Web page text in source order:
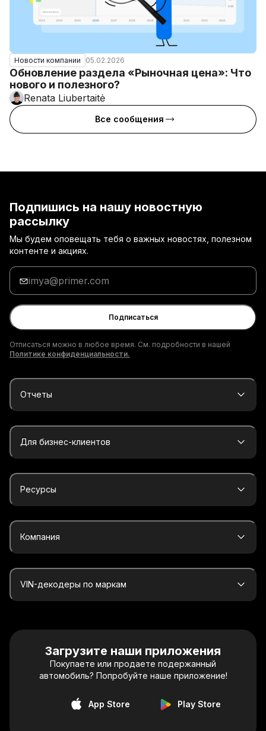
Новости компании 05.02.2026
Обновление раздела «Рыночная цена»: Что
нового и полезного?
Renata Liubertaitė
Все сообщения
Подпишись на нашу новостную
рассылку
Мы будем оповещать тебя о важных новостях, полезном
контенте и акциях.
Введи
адрес
электронной
почты
Подписаться
Отписаться можно в любое время. См. подробности в нашей
Политике конфиденциальности.
Отчеты
Для бизнес-клиентов
Ресурсы
Компания
VIN-декодеры по маркам
Загрузите наши приложения
Покупаете или продаете подержанный
автомобиль? Попробуйте наше приложение!
App Store Play Store